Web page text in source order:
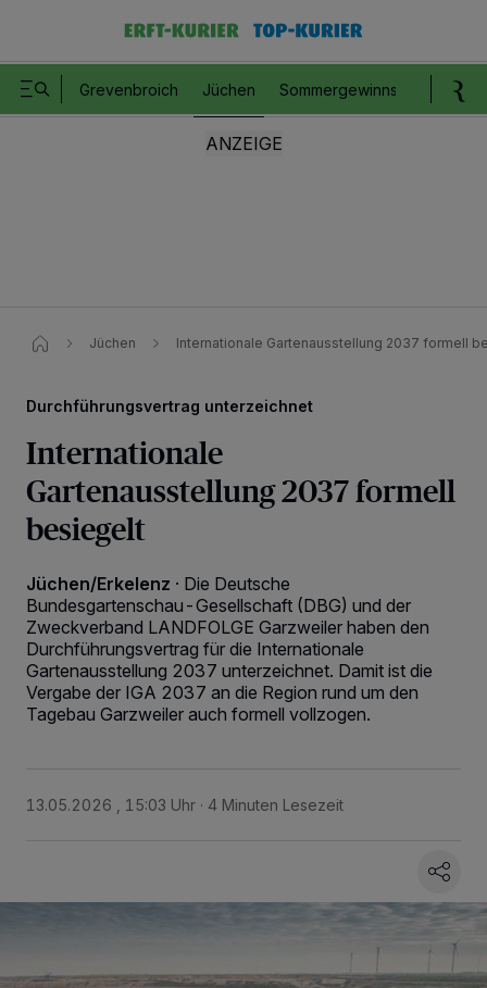
Grevenbroich Jüchen Sommergewinnspiel
Jüchen Internationale Gartenausstellung 2037 formell
Durchführungsvertrag unterzeichnet
Internationale
Gartenausstellung 2037 formell
besiegelt
Jüchen/Erkelenz · Die Deutsche
Bundesgartenschau-Gesellschaft (DBG) und der
Zweckverband LANDFOLGE Garzweiler haben den
Durchführungsvertrag für die Internationale
Gartenausstellung 2037 unterzeichnet. Damit ist die
Vergabe der IGA 2037 an die Region rund um den
Tagebau Garzweiler auch formell vollzogen.
13.05.2026 , 15:03 Uhr 4 Minuten Lesezeit